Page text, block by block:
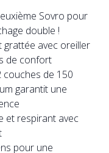
Sovro pour
double !
avec oreiller
de confort
couches de 150
garantit une
et respirant avec
pour une